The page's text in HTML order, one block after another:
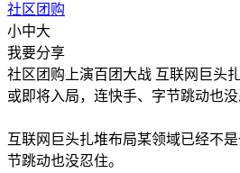
社区团购
小中大
我要分享
社区团购上演百团大战 互联网巨头
或即将入局，连快手、字节跳动也没
互联网巨头扎堆布局某领域已经不
节跳动也没忍住。